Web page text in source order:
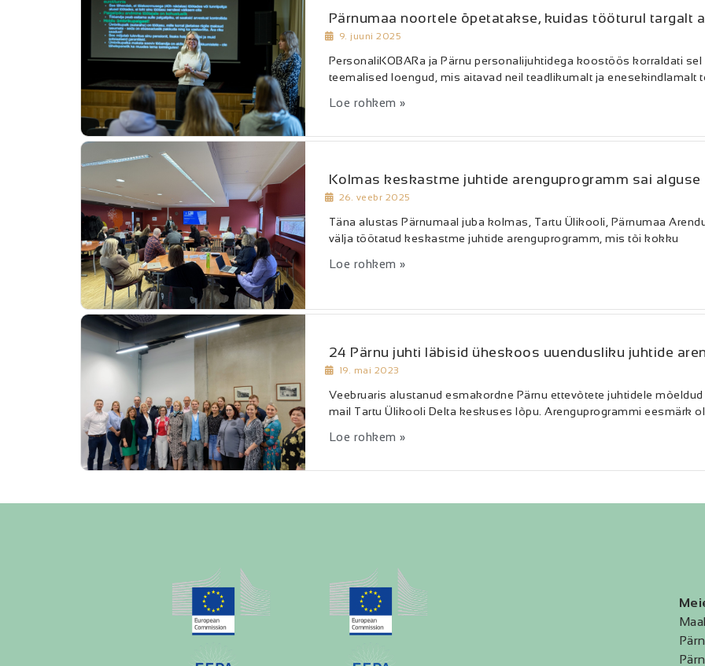
Pärnumaa noortele õpetatakse, kuidas tööturul targalt
9. juuni 2025
PersonaliKOBARa ja Pärnu personalijuhtidega koostöös korraldati
teemalised loengud, mis aitavad neil teadlikumalt ja enesekindlamalt
Loe rohkem »
Kolmas keskastme juhtide arenguprogramm sai alguse
26. veebr 2025
Täna alustas Pärnumaal juba kolmas, Tartu Ülikooli, Pärnumaa
välja töötatud keskastme juhtide arenguprogramm, mis tõi kokku
Loe rohkem »
24 Pärnu juhti läbisid üheskoos uuendusliku juhtide
19. mai 2023
Veebruaris alustanud esmakordne Pärnu ettevõtete juhtidele
mail Tartu Ülikooli Delta keskuses lõpu. Arenguprogrammi eesmärk
Loe rohkem »